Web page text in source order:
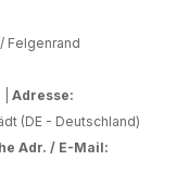
Felgenrand
Adresse:
(DE - Deutschland)
Adr. / E-Mail: